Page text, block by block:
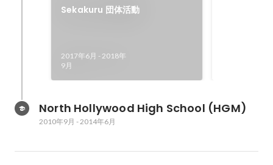
Sekakuru 団体活動
2017年6月 -2018年
9月
North Hollywood High School (HGM)
2010年9月 -2014年6月